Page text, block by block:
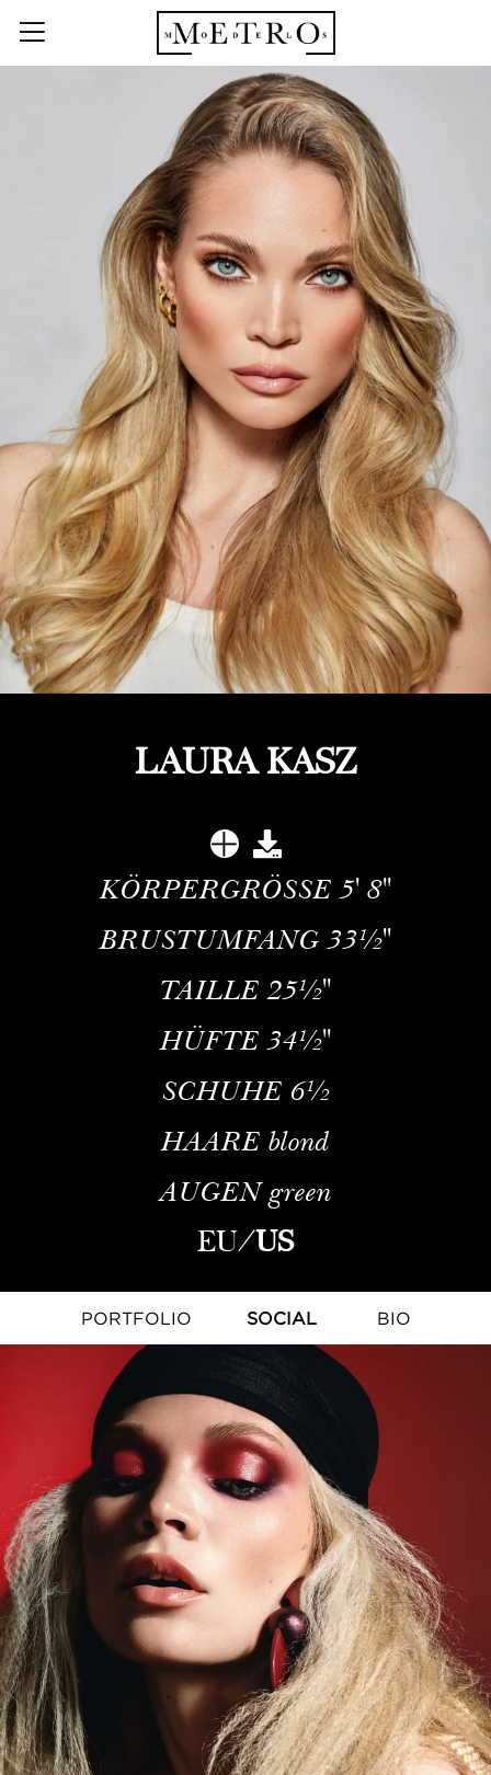
LAURA KASZ
KÖRPERGRÖSSE 5' 8''
BRUSTUMFANG 33½''
TAILLE 25½''
HÜFTE 34½''
SCHUHE 6½
HAARE blond
AUGEN green
EU/US
PORTFOLIO SOCIAL BIO